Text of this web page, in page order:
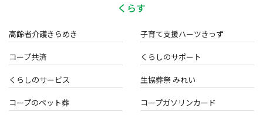
くらす
高齢者介護きらめき 子育て支援ハーツきっず
コープ共済 くらしのサポート
くらしのサービス 生協葬祭 みれい
コープのペット葬 コープガソリンカード